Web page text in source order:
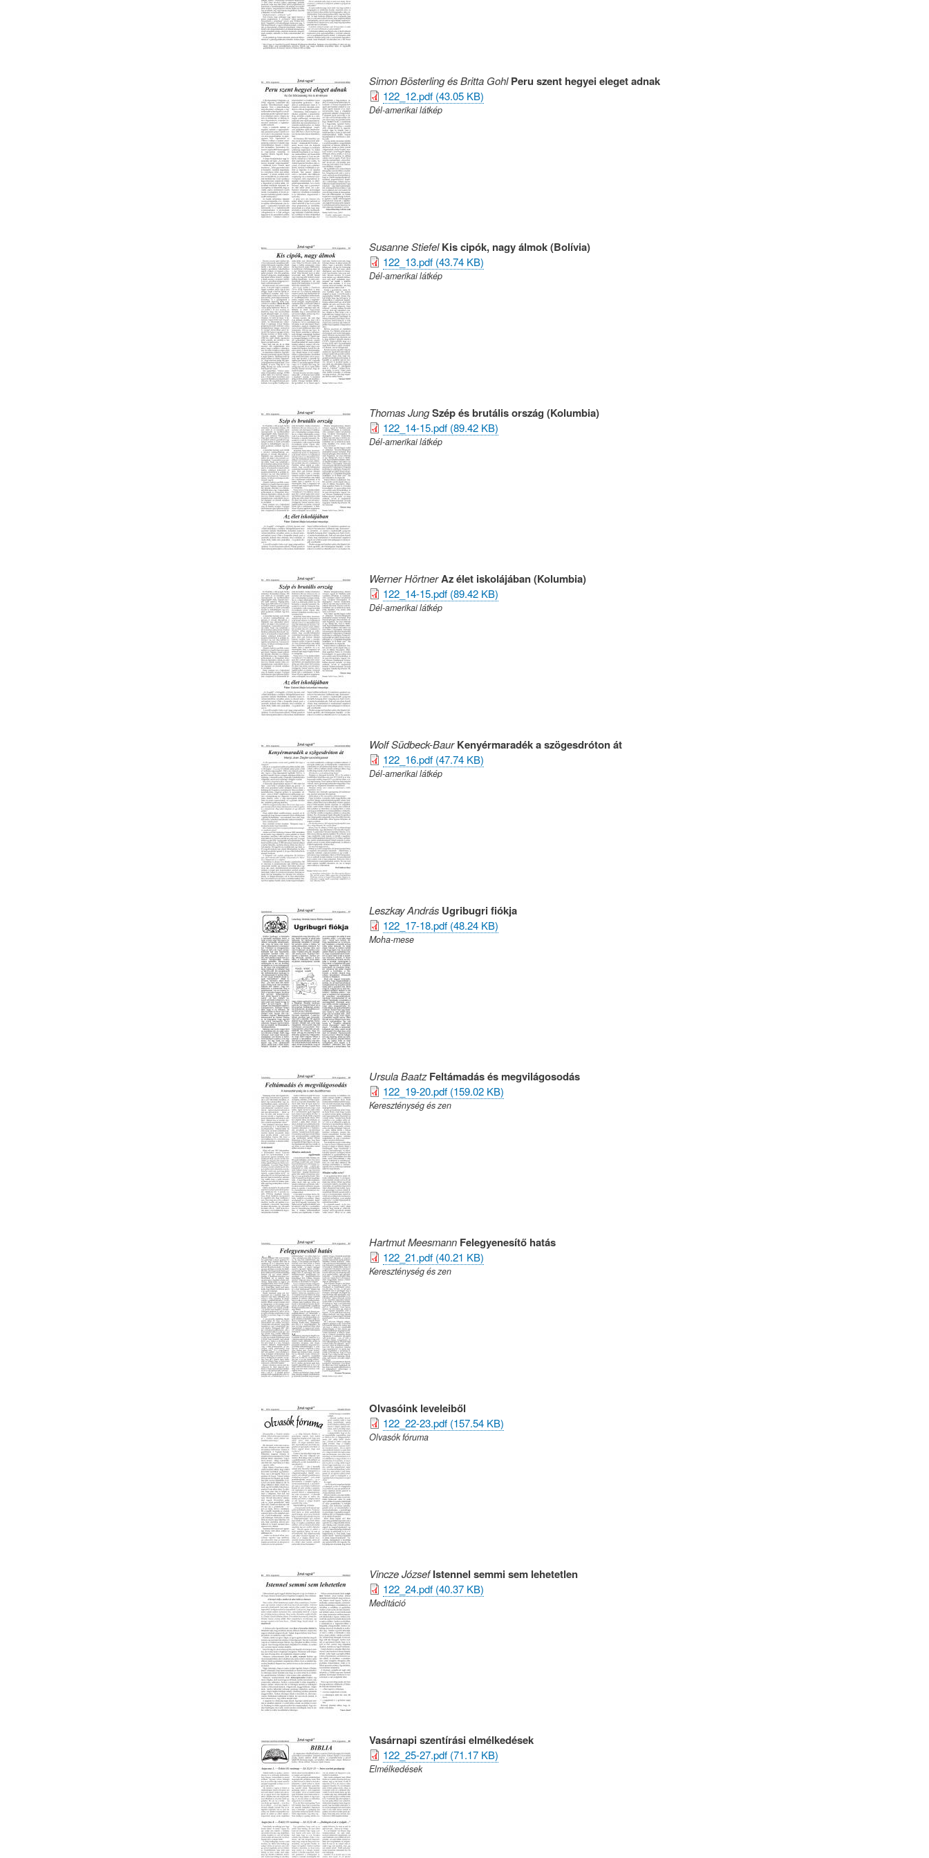
Simon Bösterling és Britta Gohl Peru szent hegyei eleget adnak
122_12.pdf (43.05 KB)
Dél-amerikai látkép
Susanne Stiefel Kis cipók, nagy álmok (Bolívia)
122_13.pdf (43.74 KB)
Dél-amerikai látkép
Thomas JungSzép és brutális ország (Kolumbia)
122_14-15.pdf (89.42 KB)
Dél-amerikai látkép
Werner HörtnerAz élet iskolájában (Kolumbia)
122_14-15.pdf (89.42 KB)
Dél-amerikai látkép
Wolf Südbeck-Baur Kenyérmaradék a szögesdróton át
122_16.pdf (47.74 KB)
Dél-amerikai látkép
Leszkay András Ugribugri fiókja
122_17-18.pdf (48.24 KB)
Moha-mese
Ursula Baatz Feltámadás és megvilágosodás
122_19-20.pdf (159.02 KB)
Kereszténység és zen
Hartmut Meesmann Felegyenesítő hatás
122_21.pdf (40.21 KB)
Kereszténység és zen
Olvasóink leveleiből
122_22-23.pdf (157.54 KB)
Olvasók fóruma
Vincze József Istennel semmi sem lehetetlen
122_24.pdf (40.37 KB)
Meditáció
Vasárnapi szentírási elmélkedések
122_25-27.pdf (71.17 KB)
Elmélkedések